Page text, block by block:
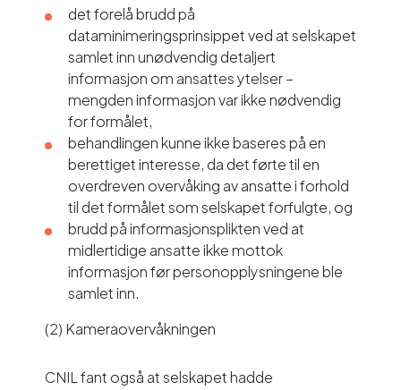
det forelå brudd på
dataminimeringsprinsippet ved at selskapet
samlet inn unødvendig detaljert
informasjon om ansattes ytelser –
mengden informasjon var ikke nødvendig
for formålet,
behandlingen kunne ikke baseres på en
berettiget interesse, da det førte til en
overdreven overvåking av ansatte i forhold
til det formålet som selskapet forfulgte, og
brudd på informasjonsplikten ved at
midlertidige ansatte ikke mottok
informasjon før personopplysningene ble
samlet inn.
(2) Kameraovervåkningen
CNIL fant også at selskapet hadde